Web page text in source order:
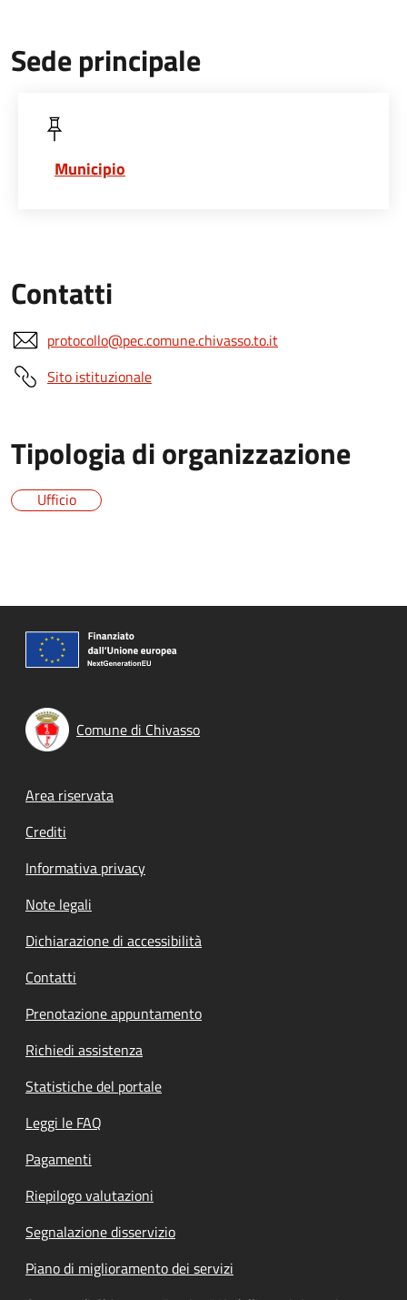
Sede principale
Municipio
Contatti
protocollo@pec.comune.chivasso.to.it
Sito istituzionale
Tipologia di organizzazione
Ufficio
Comune di Chivasso
Footer menu
Area riservata
Crediti
Informativa privacy
Note legali
Dichiarazione di accessibilità
Contatti
Prenotazione appuntamento
Richiedi assistenza
Statistiche del portale
Leggi le FAQ
Pagamenti
Riepilogo valutazioni
Segnalazione disservizio
Piano di miglioramento dei servizi